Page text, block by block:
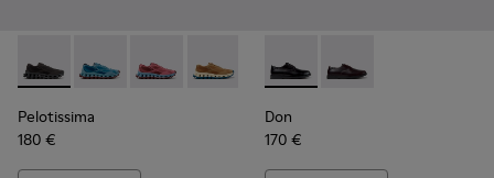
Pelotissima - K101109-006 - Zwarte sneakers van
Pelotissima - K101109-011 - Blauwe sneakers van
Pelotissima - K101109-010 - Bordeauxrode
Pelotissima - K101109-007 - Bruine
Pelotissima
180 €
Don - K101140-001 -
Don - K101140-003
Don
170 €